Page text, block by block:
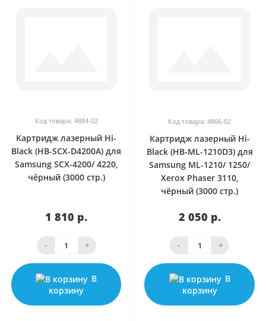
Код товара: 4884-02
Картридж лазерный Hi-
Black (HB-SCX-D4200A) для
Samsung SCX-4200/ 4220,
чёрный (3000 стр.)
1 810 р.
- +
В
корзину
Код товара: 4866-02
Картридж лазерный Hi-
Black (HB-ML-1210D3) для
Samsung ML-1210/ 1250/
Xerox Phaser 3110,
чёрный (3000 стр.)
2 050 р.
- +
В
корзину